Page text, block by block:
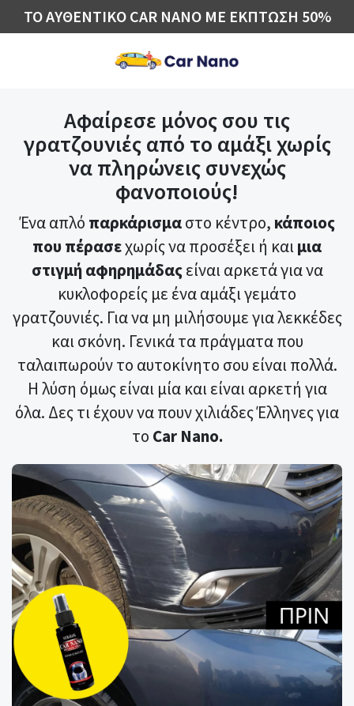
ΤΟ ΑΥΘΕΝΤΙΚΟ CAR NANO ΜΕ ΕΚΠΤΩΣΗ 50%
Αφαίρεσε μόνος σου τις
γρατζουνιές από το αμάξι χωρίς
να πληρώνεις συνεχώς
φανοποιούς!
Ένα απλό παρκάρισμαστο κέντρο,κάποιος
που πέρασεχωρίς να προσέξει ή καιμια
στιγμή αφηρημάδαςείναι αρκετά για να
κυκλοφορείς με ένα αμάξι γεμάτο
γρατζουνιές. Για να μη μιλήσουμε για λεκκέδες
και σκόνη. Γενικά τα πράγματα που
ταλαιπωρούν το αυτοκίνητο σου είναι πολλά.
Η λύση όμως είναι μία και είναι αρκετή για
όλα. Δες τι έχουν να πουν χιλιάδες Έλληνες για
το Car Nano.